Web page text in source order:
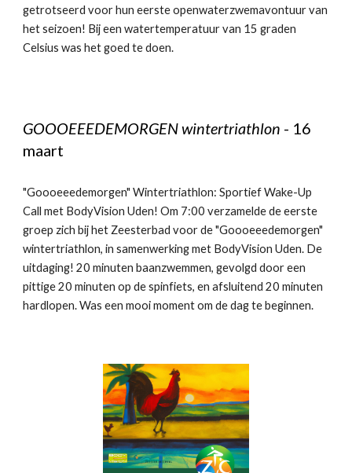
getrotseerd voor hun eerste openwaterzwemavontuur van
het seizoen! Bij een watertemperatuur van 15 graden
Celsius was het goed te doen.
GOOOEEEDEMORGEN wintertriathlon - 16
maart
"Goooeeedemorgen" Wintertriathlon: Sportief Wake-Up
Call met BodyVision Uden! Om 7:00 verzamelde de eerste
groep zich bij het Zeesterbad voor de "Goooeeedemorgen"
wintertriathlon, in samenwerking met BodyVision Uden. De
uitdaging! 20 minuten baanzwemmen, gevolgd door een
pittige 20 minuten op de spinfiets, en afsluitend 20 minuten
hardlopen. Was een mooi moment om de dag te beginnen.